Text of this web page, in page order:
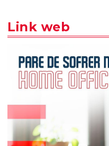
Link web